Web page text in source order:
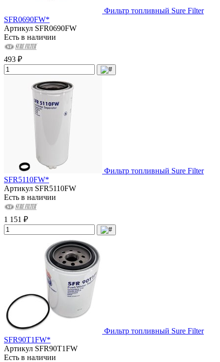
Фильтр топливный Sure Filter
SFR0690FW*
Артикул SFR0690FW
Есть в наличии
493 ₽
Фильтр топливный Sure Filter
SFR5110FW*
Артикул SFR5110FW
Есть в наличии
1 151 ₽
Фильтр топливный Sure Filter
SFR90T1FW*
Артикул SFR90T1FW
Есть в наличии